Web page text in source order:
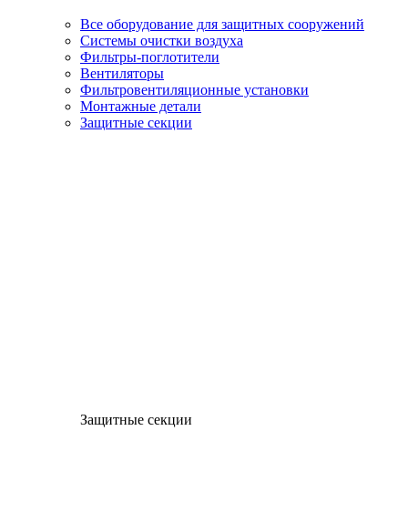
Все оборудование для защитных сооружений
Системы очистки воздуха
Фильтры-поглотители
Вентиляторы
Фильтровентиляционные установки
Монтажные детали
Защитные секции
Защитные секции